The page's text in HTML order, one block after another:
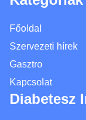
Főoldal
Szervezeti hírek
Gasztro
Kapcsolat
Diabetesz